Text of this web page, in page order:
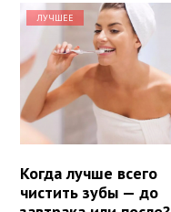
ЛУЧШЕЕ
Когда лучше всего
чистить зубы — до